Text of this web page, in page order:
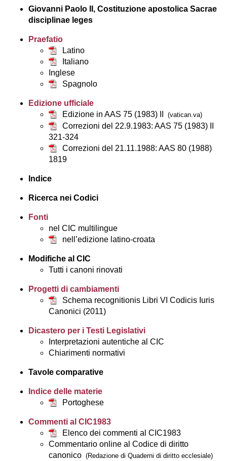
Giovanni Paolo II, Costituzione apostolica Sacrae
disciplinae leges
Praefatio
Latino
Italiano
Inglese
Spagnolo
Edizione ufficiale
Edizione in AAS 75 (1983) II
(vatican.va)
Correzioni del 22.9.1983: AAS 75 (1983) II
321-324
Correzioni del 21.11.1988: AAS 80 (1988)
1819
Indice
Ricerca nei Codici
Fonti
nel CIC multilingue
nell’edizione latino-croata
Modifiche al CIC
Tutti i canoni rinovati
Progetti di cambiamenti
Schema recognitionis Libri VI Codicis Iuris
Canonici (2011)
Dicastero per i Testi Legislativi
Interpretazioni autentiche al CIC
Chiarimenti normativi
Tavole comparative
Indice delle materie
Portoghese
Commenti al CIC1983
Elenco dei commenti al CIC1983
Commentario online al Codice di diritto
canonico (Redazione di Quaderni di diritto ecclesiale)